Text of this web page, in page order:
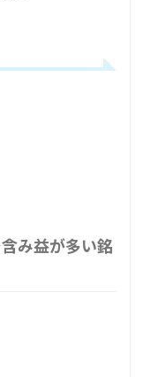
み益が多い銘